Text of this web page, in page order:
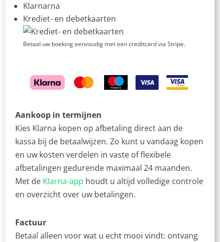
Klarna
Krediet- en debetkaarten
Betaal uw boeking eenvoudig met een creditcard via Stripe.
Aankoop in termijnen
Kies Klarna kopen op afbetaling direct aan de
kassa bij de betaalwijzen. Zo kunt u vandaag kopen
en uw kosten verdelen in vaste of flexibele
afbetalingen gedurende maximaal 24 maanden.
Met de Klarna-app houdt u altijd volledige controle
en overzicht over uw betalingen.
Factuur
Betaal alleen voor wat u echt mooi vindt: ontvang